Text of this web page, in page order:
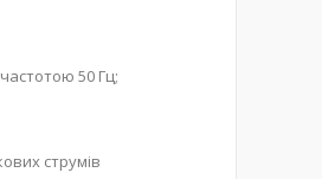
частотою 50 Гц;
струмів